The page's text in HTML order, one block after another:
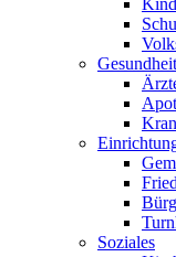
Gesundheit
Soziales